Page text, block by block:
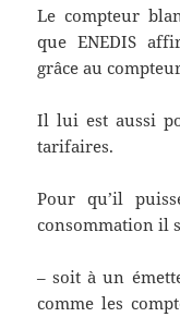
Le compteur
que ENEDIS
grâce au
Il lui est aussi
tarifaires.
Pour qu’il
consommation il
– soit à un
comme les